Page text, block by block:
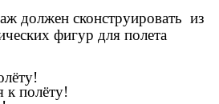
должен сконструировать из
фигур для полета
к полёту!